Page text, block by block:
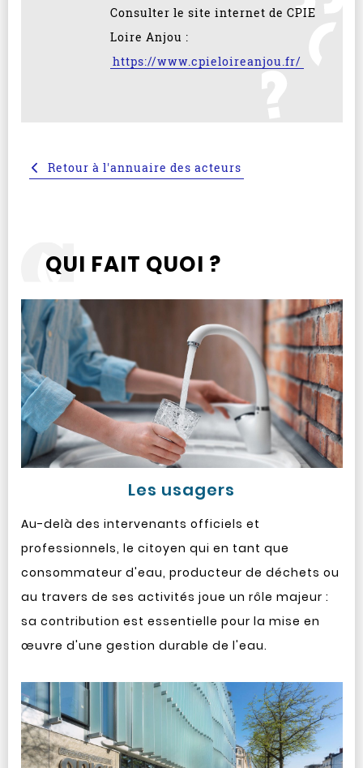
Consulter le site internet de CPIE
Loire Anjou :
https://www.cpieloireanjou.fr/
Retour à l'annuaire des acteurs
QUI FAIT QUOI ?
Les usagers
Au-delà des intervenants officiels et
professionnels, le citoyen qui en tant que
consommateur d'eau, producteur de déchets ou
au travers de ses activités joue un rôle majeur :
sa contribution est essentielle pour la mise en
œuvre d'une gestion durable de l'eau.